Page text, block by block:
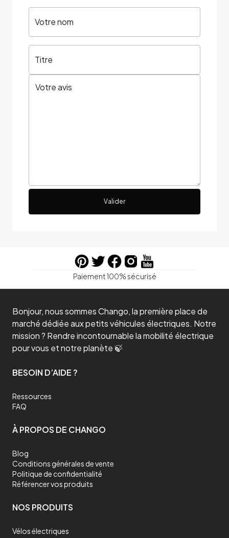
Votre nom
Titre
Valider
Paiement 100% sécurisé
Bonjour, nous sommes Chango, la première place de
marché dédiée aux petits véhicules électriques. Notre
mission ? Rendre incontournable la mobilité électrique
pour vous et notre planète 🍃
BESOIN D’AIDE ?
Ressources
FAQ
À PROPOS DE CHANGO
Blog
Conditions générales de vente
Politique de confidentialité
Référencer vos produits
NOS PRODUITS
Vélos électriques